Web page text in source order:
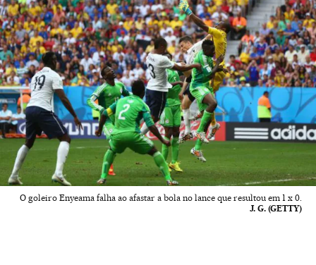
O goleiro Enyeama falha ao afastar a bola no lance que resultou em 1 x 0.
J. G. (GETTY)